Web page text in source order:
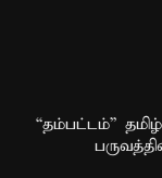
“தம்பட்டம்”